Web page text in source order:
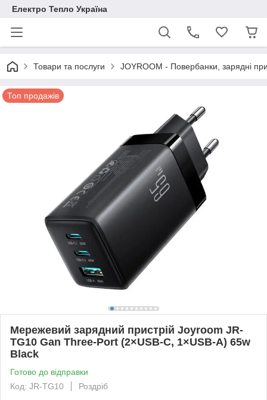
Електро Тепло Україна
Товари та послуги JOYROOM - Повербанки, зарядні
Топ продажів
Мережевий зарядний пристрій Joyroom JR-
TG10 Gan Three-Port (2×USB-C, 1×USB-A) 65w
Black
Готово до відправки
Код: JR-TG10
Роздріб